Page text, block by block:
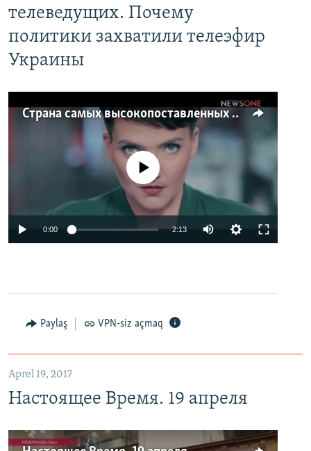
телеведущих. Почему
политики захватили телеэфир
Украины
Страна самых высокопоставленных телеведущих. Почему политики захватили телеэфир Украины
No media source currently available
0:00 2:13
Paylaş VPN-siz açmaq
Aprel 19, 2017
Настоящее Время. 19 апреля